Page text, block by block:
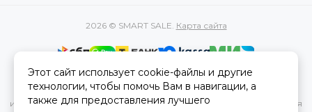
2026 © SMART SALE. Карта сайта
Вся представленная на сайте информация, касающаяся
характеристик, стоимости товаров и услуг, носит
информационный характер и ни при каких условиях не является
Этот сайт использует cookie-файлы и другие
технологии, чтобы помочь Вам в навигации, а
также для предоставления лучшего